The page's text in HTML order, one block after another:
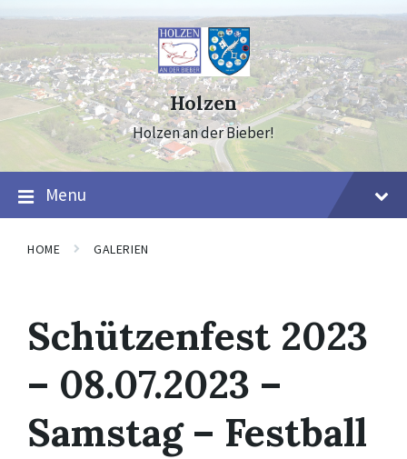
to
content
to
navigation
to
footer
Holzen
Holzen an der Bieber!
Menu
HOME GALERIEN
Schützenfest 2023
– 08.07.2023 –
Samstag – Festball